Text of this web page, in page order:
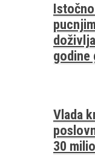
godine
Vlada
30